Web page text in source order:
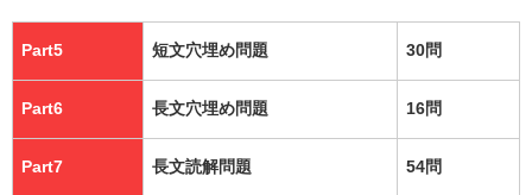
Part5 短文穴埋め問題 30問
Part6 長文穴埋め問題 16問
Part7 長文読解問題 54問